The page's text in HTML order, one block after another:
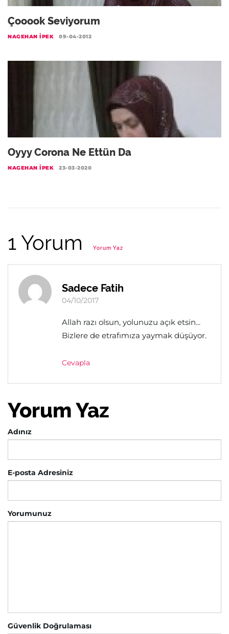
Çooook Seviyorum
NAGEHAN İPEK 09-04-2012
Oyyy Corona Ne Ettün Da
NAGEHAN İPEK 23-03-2020
1 Yorum Yorum Yaz
Sadece Fatih
04/10/2017
Allah razı olsun, yolunuzu açık etsin...
Bizlere de etrafımıza yaymak düşüyor.
Cevapla
Yorum Yaz
Adınız
E-posta Adresiniz
Yorumunuz
Güvenlik Doğrulaması